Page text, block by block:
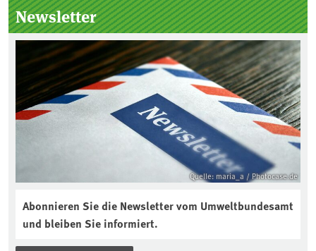
Newsletter
Quelle: maria_a / Photocase.de
Abonnieren Sie die Newsletter vom Umweltbundesamt
und bleiben Sie informiert.